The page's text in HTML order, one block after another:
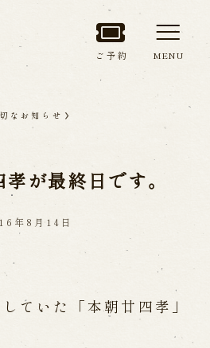
ついて
座員紹介
路師匠
立ち
した人々
受け継いで
ご予約 MENU
なお知らせ
が最終日です。
年8月14日
ていた「本朝廿四孝」